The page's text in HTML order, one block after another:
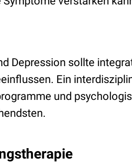
Depression sollte
Ein
und